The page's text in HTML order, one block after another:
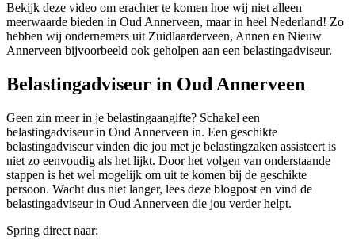
Bekijk deze video om erachter te komen hoe wij niet alleen
meerwaarde bieden in Oud Annerveen, maar in heel Nederland! Zo
hebben wij ondernemers uit Zuidlaarderveen, Annen en Nieuw
Annerveen bijvoorbeeld ook geholpen aan een belastingadviseur.
Belastingadviseur in Oud Annerveen
Geen zin meer in je belastingaangifte? Schakel een
belastingadviseur in Oud Annerveen in. Een geschikte
belastingadviseur vinden die jou met je belastingzaken assisteert is
niet zo eenvoudig als het lijkt. Door het volgen van onderstaande
stappen is het wel mogelijk om uit te komen bij de geschikte
persoon. Wacht dus niet langer, lees deze blogpost en vind de
belastingadviseur in Oud Annerveen die jou verder helpt.
Spring direct naar: